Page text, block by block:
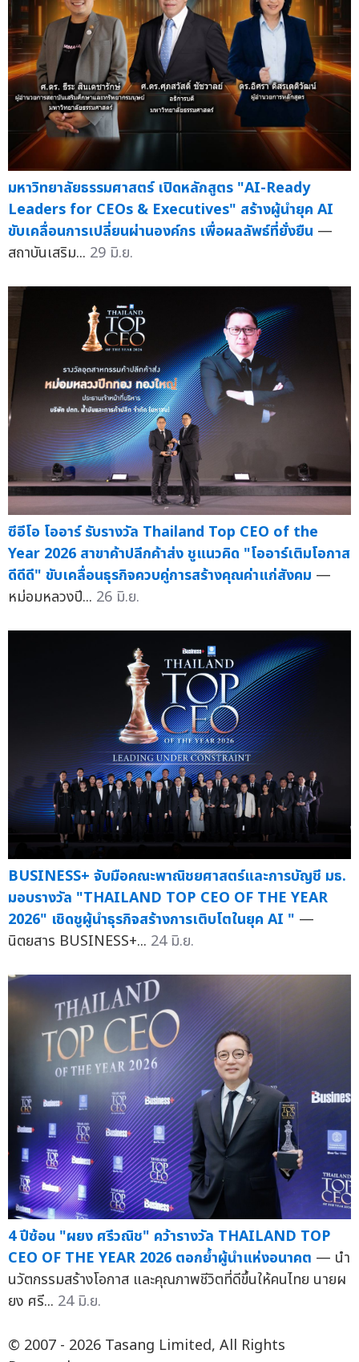
มหาวิทยาลัยธรรมศาสตร์ เปิดหลักสูตร "AI-Ready
Leaders for CEOs & Executives" สร้างผู้นำยุค AI
ขับเคลื่อนการเปลี่ยนผ่านองค์กร เพื่อผลลัพธ์ที่ยั่งยืน —
สถาบันเสริม... 29 มิ.ย.
ซีอีโอ โออาร์ รับรางวัล Thailand Top CEO of the
Year 2026 สาขาค้าปลีกค้าส่ง ชูแนวคิด "โออาร์เติมโอกาส
ดีดีดี" ขับเคลื่อนธุรกิจควบคู่การสร้างคุณค่าแก่สังคม —
หม่อมหลวงปี... 26 มิ.ย.
BUSINESS+ จับมือคณะพาณิชยศาสตร์และการบัญชี มธ.
มอบรางวัล "THAILAND TOP CEO OF THE YEAR
2026" เชิดชูผู้นำธุรกิจสร้างการเติบโตในยุค AI " —
นิตยสาร BUSINESS+... 24 มิ.ย.
4 ปีซ้อน "ผยง ศรีวณิช" คว้ารางวัล THAILAND TOP
CEO OF THE YEAR 2026 ตอกย้ำผู้นำแห่งอนาคต — นำ
นวัตกรรมสร้างโอกาส และคุณภาพชีวิตที่ดีขึ้นให้คนไทย นายผ
ยง ศรี... 24 มิ.ย.
© 2007 - 2026 Tasang Limited, All Rights